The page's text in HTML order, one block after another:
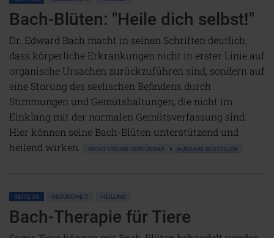
Bach-Blüten: "Heile dich selbst!"
Dr. Edward Bach macht in seinen Schriften deutlich,
dass körperliche Erkrankungen nicht in erster Linie auf
organische Ursachen zurückzuführen sind, sondern auf
eine Störung des seelischen Befindens durch
Stimmungen und Gemütshaltungen, die nicht im
Einklang mit der normalen Gemütsverfassung sind.
Hier können seine Bach-Blüten unterstützend und
heilend wirken.
NICHT ONLINE VERFÜGBAR AUSGABE BESTELLEN
SEITE 59 GESUNDHEIT HEILUNG
Bach-Therapie für Tiere